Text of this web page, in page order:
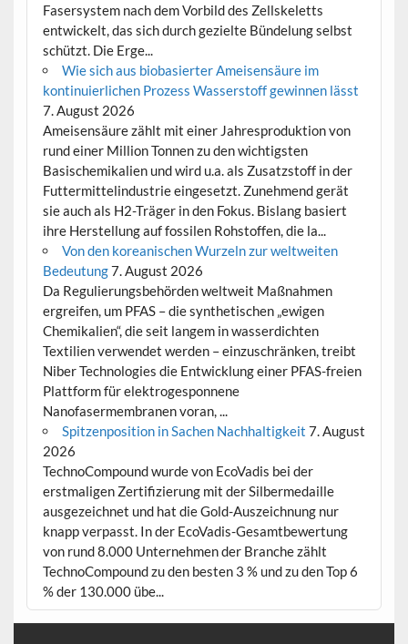
Fasersystem nach dem Vorbild des Zellskeletts
entwickelt, das sich durch gezielte Bündelung selbst
schützt. Die Erge...
Wie sich aus biobasierter Ameisensäure im
kontinuierlichen Prozess Wasserstoff gewinnen lässt
7. August 2026
Ameisensäure zählt mit einer Jahresproduktion von
rund einer Million Tonnen zu den wichtigsten
Basischemikalien und wird u.a. als Zusatzstoff in der
Futtermittelindustrie eingesetzt. Zunehmend gerät
sie auch als H2-Träger in den Fokus. Bislang basiert
ihre Herstellung auf fossilen Rohstoffen, die la...
Von den koreanischen Wurzeln zur weltweiten
Bedeutung7. August 2026
Da Regulierungsbehörden weltweit Maßnahmen
ergreifen, um PFAS – die synthetischen „ewigen
Chemikalien“, die seit langem in wasserdichten
Textilien verwendet werden – einzuschränken, treibt
Niber Technologies die Entwicklung einer PFAS-freien
Plattform für elektrogesponnene
Nanofasermembranen voran, ...
Spitzenposition in Sachen Nachhaltigkeit 7. August
2026
TechnoCompound wurde von EcoVadis bei der
erstmaligen Zertifizierung mit der Silbermedaille
ausgezeichnet und hat die Gold-Auszeichnung nur
knapp verpasst. In der EcoVadis-Gesamtbewertung
von rund 8.000 Unternehmen der Branche zählt
TechnoCompound zu den besten 3 % und zu den Top 6
% der 130.000 übe...